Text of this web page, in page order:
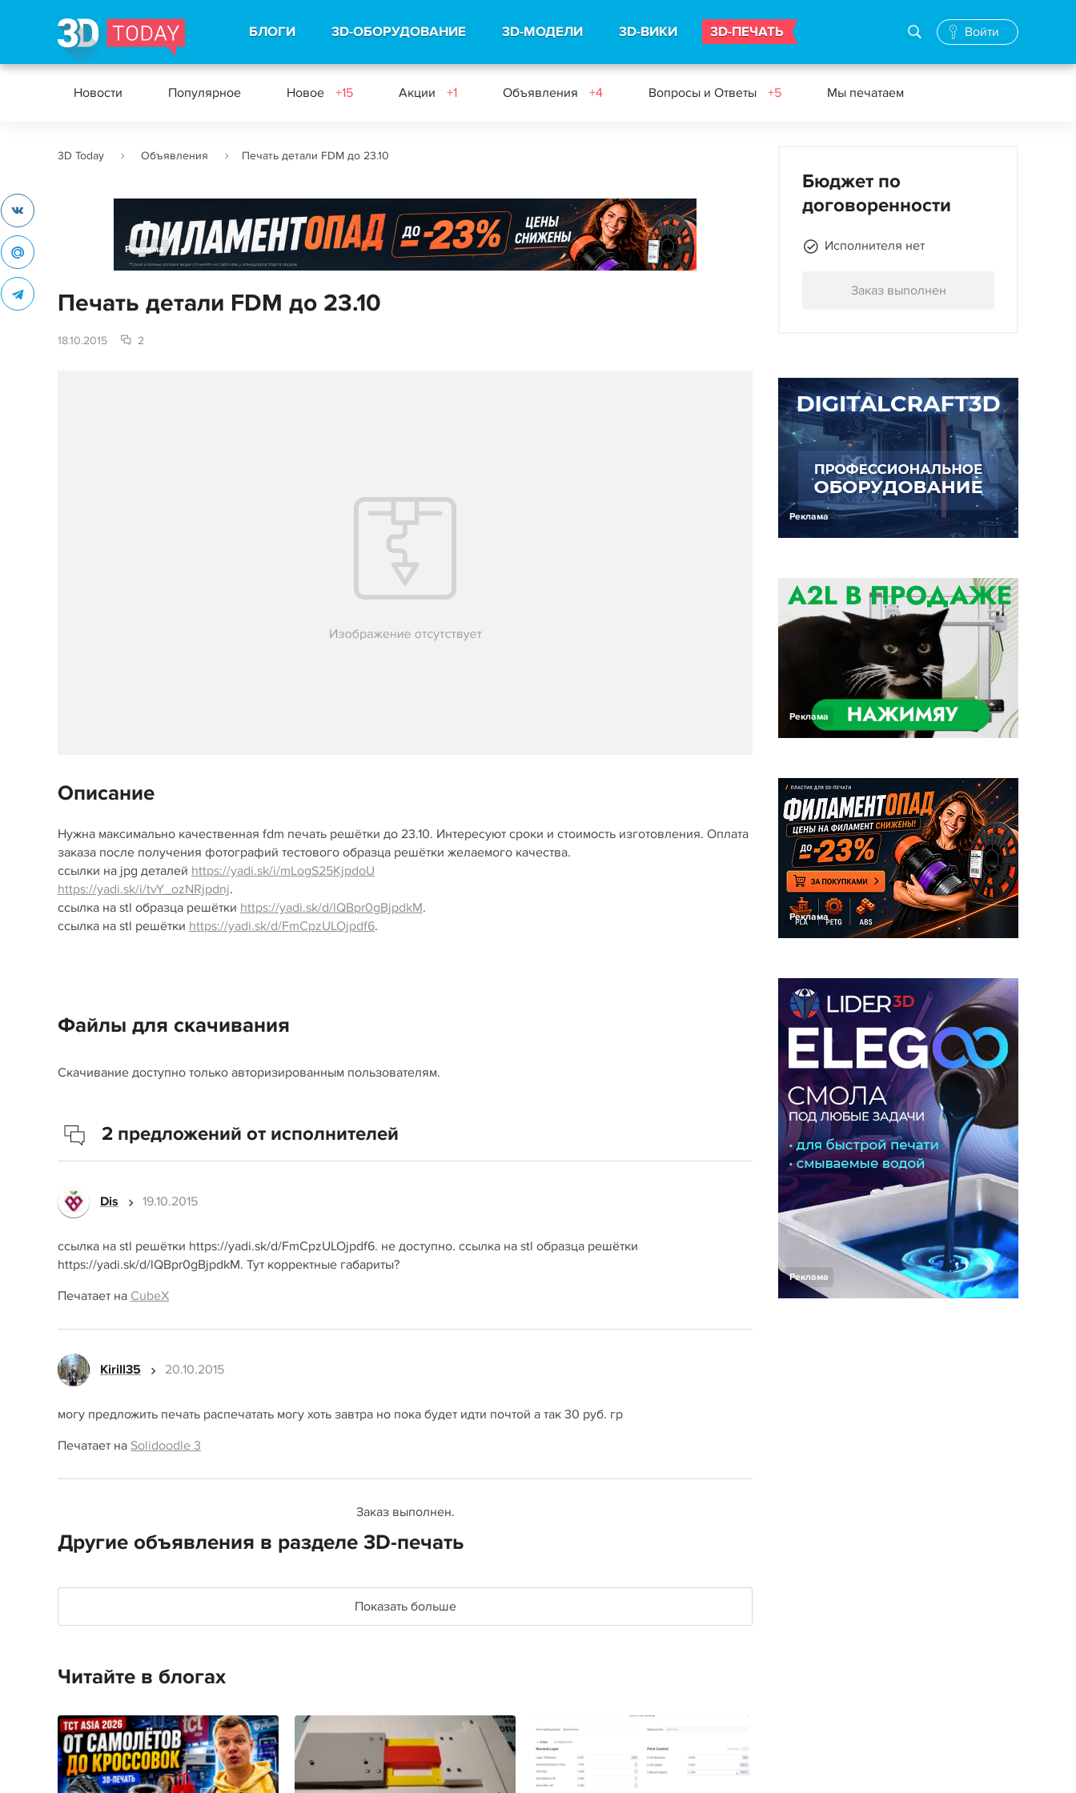
БЛОГИ 3D-ОБОРУДОВАНИЕ 3D-МОДЕЛИ 3D-ВИКИ 3D-ПЕЧАТЬ Войти
Новости Популярное Новое +15 Акции +1 Объявления +4 Вопросы и Ответы +5 Мы печатаем
3D Today Объявления Печать детали FDM до 23.10
Реклама
Печать детали FDM до 23.10
18.10.2015 2
Описание
Нужна максимально качественная fdm печать решётки до 23.10. Интересуют сроки и стоимость изготовления. Оплата
заказа после получения фотографий тестового образца решётки желаемого качества.
ссылки на jpg деталей https://yadi.sk/i/mLogS25KjpdoU
https://yadi.sk/i/tvY_ozNRjpdnj.
ссылка на stl образца решётки https://yadi.sk/d/lQBpr0gBjpdkM.
ссылка на stl решётки https://yadi.sk/d/FmCpzULOjpdf6.
Файлы для скачивания
Скачивание доступно только авторизированным пользователям.
2 предложений от исполнителей
Dis 19.10.2015
ссылка на stl решётки https://yadi.sk/d/FmCpzULOjpdf6. не доступно. ссылка на stl образца решётки
https://yadi.sk/d/lQBpr0gBjpdkM. Тут корректные габариты?
Печатает на CubeX
Kirill35 20.10.2015
могу предложить печать распечатать могу хоть завтра но пока будет идти почтой а так 30 руб. гр
Печатает на Solidoodle 3
Заказ выполнен.
Другие объявления в разделе 3D-печать
Показать больше
Читайте в блогах
Бюджет по
договоренности
Исполнителя нет
Заказ выполнен
Реклама
Реклама
Реклама
Реклама